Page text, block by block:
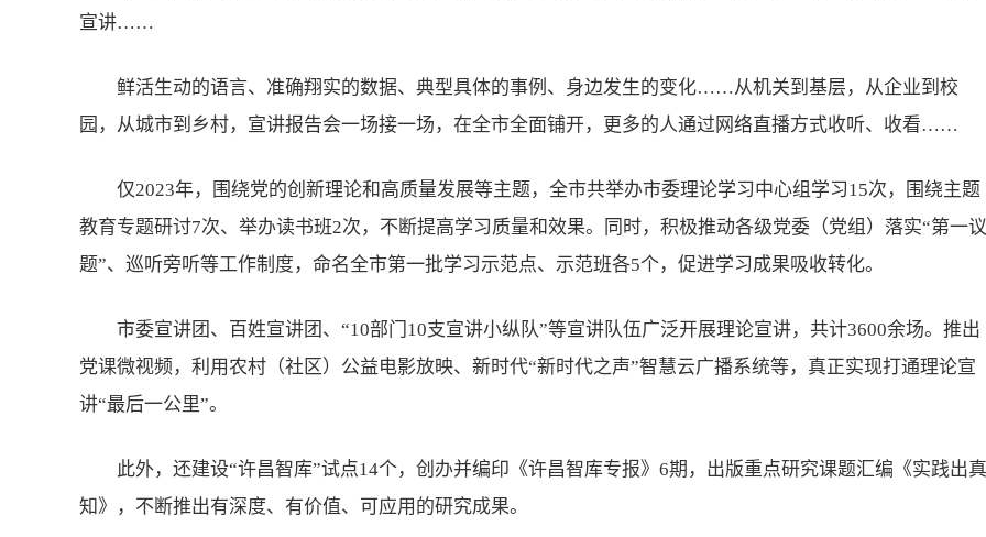
宣讲……
鲜活生动的语言、准确翔实的数据、典型具体的事例、身边发生的变化……从机关到基层，从企业到校
园，从城市到乡村，宣讲报告会一场接一场，在全市全面铺开，更多的人通过网络直播方式收听、收看……
仅2023年，围绕党的创新理论和高质量发展等主题，全市共举办市委理论学习中心组学习15次，围绕主题
教育专题研讨7次、举办读书班2次，不断提高学习质量和效果。同时，积极推动各级党委（党组）落实“第一议
题”、巡听旁听等工作制度，命名全市第一批学习示范点、示范班各5个，促进学习成果吸收转化。
市委宣讲团、百姓宣讲团、“10部门10支宣讲小纵队”等宣讲队伍广泛开展理论宣讲，共计3600余场。推出
党课微视频，利用农村（社区）公益电影放映、新时代“新时代之声”智慧云广播系统等，真正实现打通理论宣
讲“最后一公里”。
此外，还建设“许昌智库”试点14个，创办并编印《许昌智库专报》6期，出版重点研究课题汇编《实践出真
知》，不断推出有深度、有价值、可应用的研究成果。